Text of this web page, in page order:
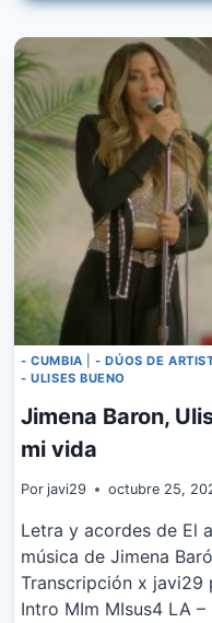
BARON,
COMO
SI
NO
NOS
AMARAMOS
- CUMBIA |- DÚOS DE
- ULISES BUENO
Jimena Baron,
mi vida
Por javi29 octubre 25,
Letra y acordes de El
música de Jimena
Transcripción x javi29
Intro MIm MIsus4 LA